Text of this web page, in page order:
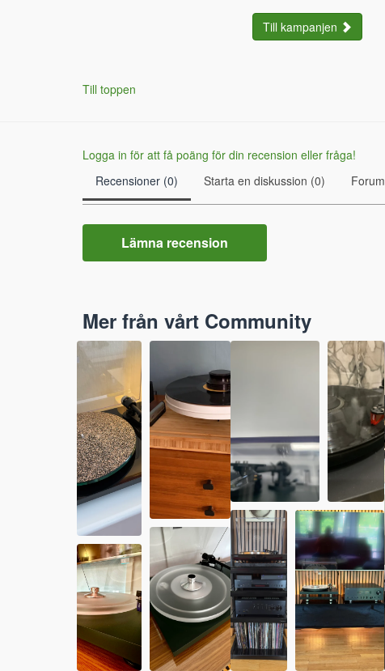
Till kampanjen
Till toppen
Logga in för att få poäng för din recension eller fråga!
Recensioner (0)
Starta en diskussion (0) Forum
Lämna recension
Mer från vårt Community